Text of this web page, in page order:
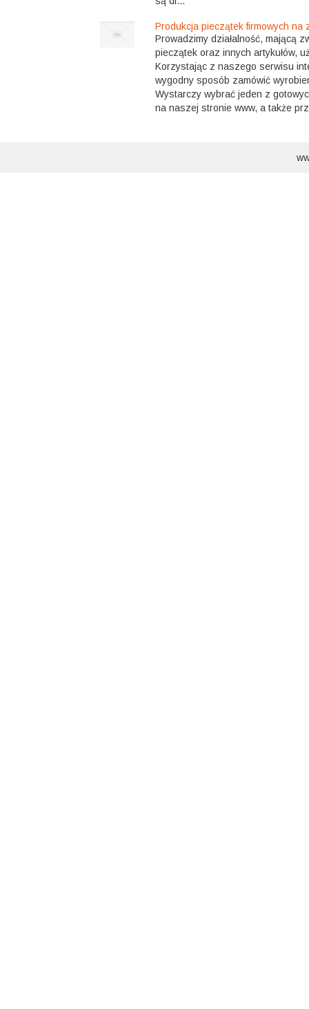
Produkcja pieczątek firmowych na
Prowadzimy działalność, mającą
pieczątek oraz innych artykułów,
Korzystając z naszego serwisu
wygodny sposób zamówić
Wystarczy wybrać jeden z
na naszej stronie www, a także